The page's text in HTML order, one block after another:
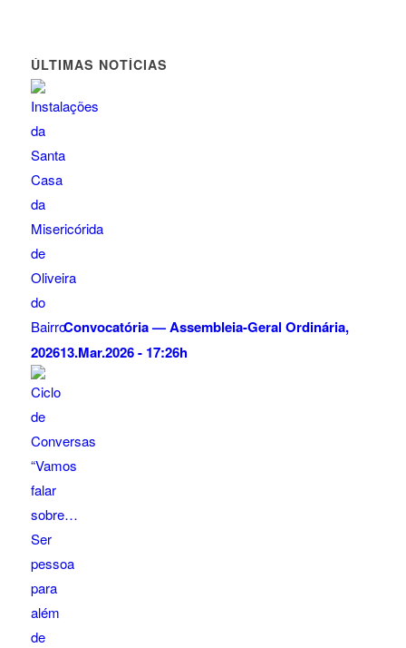
ÚLTIMAS NOTÍCIAS
Convocatória — Assembleia-Geral Ordinária,
202613.Mar.2026 - 17:26h